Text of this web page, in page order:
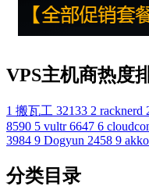
VPS主机商热度
1 搬瓦工 32133 2 racknerd
8590 5 vultr 6647 6
3984 9 Dogyun 2458 9
分类目录